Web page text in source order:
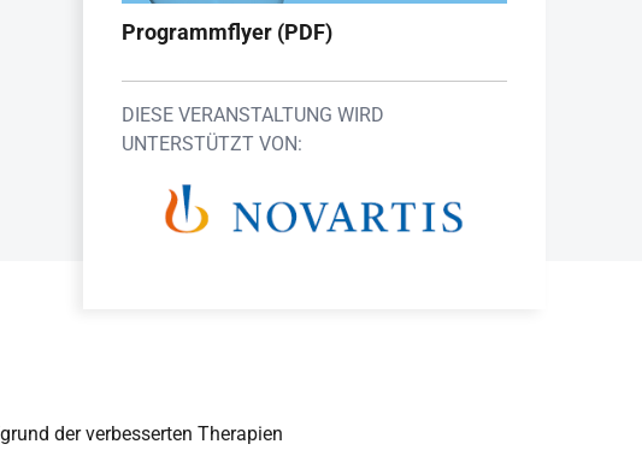
Programmflyer (PDF)
DIESE VERANSTALTUNG WIRD
UNTERSTÜTZT VON:
der verbesserten Therapien